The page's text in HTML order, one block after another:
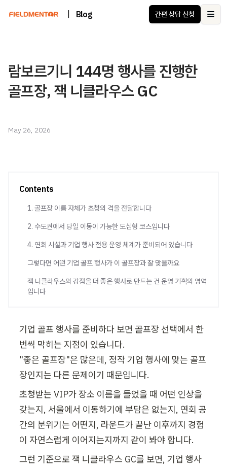
Blog 간편 상담 신청
람보르기니 144명 행사를 진행한
골프장, 잭 니클라우스 GC
May 26, 2026
Contents
1. 골프장 이름 자체가 초청의 격을 전달합니다
2. 수도권에서 당일 이동이 가능한 도심형 코스입니다
4. 연회 시설과 기업 행사 전용 운영 체계가 준비되어 있습니다
그렇다면 어떤 기업 골프 행사가 이 골프장과 잘 맞을까요
잭 니클라우스의 강점을 더 좋은 행사로 만드는 건 운영 기획의 영역
입니다
기업 골프 행사를 준비하다 보면 골프장 선택에서 한
번씩 막히는 지점이 있습니다.
"좋은 골프장"은 많은데, 정작 기업 행사에 맞는 골프
장인지는 다른 문제이기 때문입니다.
초청받는 VIP가 장소 이름을 들었을 때 어떤 인상을
갖는지, 서울에서 이동하기에 부담은 없는지, 연회 공
간의 분위기는 어떤지, 라운드가 끝난 이후까지 경험
이 자연스럽게 이어지는지까지 같이 봐야 합니다.
그런 기준으로 잭 니클라우스 GC를 보면, 기업 행사